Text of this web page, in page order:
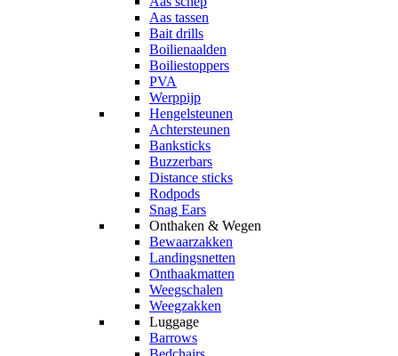
Aas tassen
Bait drills
Boilienaalden
Boiliestoppers
PVA
Werppijp
Hengelsteunen
Achtersteunen
Banksticks
Buzzerbars
Distance sticks
Rodpods
Snag Ears
Onthaken & Wegen
Bewaarzakken
Landingsnetten
Onthaakmatten
Weegschalen
Weegzakken
Luggage
Barrows